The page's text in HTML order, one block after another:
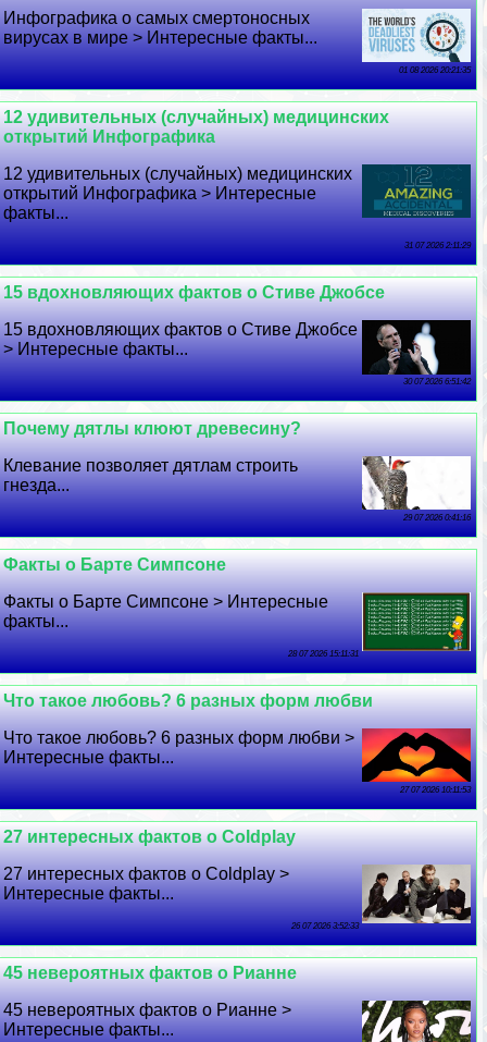
Инфографика о самых cмepтоносных
вирусах в мире > Интересные факты...
01 08 2026 20:21:35
12 удивительных (случайных) медицинских
открытий Инфографика
12 удивительных (случайных) медицинских
открытий Инфографика > Интересные
факты...
31 07 2026 2:11:29
15 вдохновляющих фактов о Стиве Джобсе
15 вдохновляющих фактов о Стиве Джобсе
> Интересные факты...
30 07 2026 6:51:42
Почему дятлы клюют древесину?
Клевание позволяет дятлам строить
гнезда...
29 07 2026 0:41:16
Факты о Барте Симпсоне
Факты о Барте Симпсоне > Интересные
факты...
28 07 2026 15:11:31
Что такое любовь? 6 разных форм любви
Что такое любовь? 6 разных форм любви >
Интересные факты...
27 07 2026 10:11:53
27 интересных фактов о Coldplay
27 интересных фактов о Coldplay >
Интересные факты...
26 07 2026 3:52:33
45 невероятных фактов о Рианне
45 невероятных фактов о Рианне >
Интересные факты...